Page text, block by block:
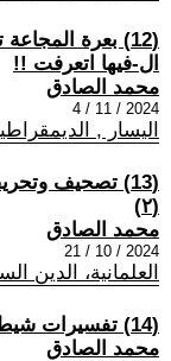
(12) بعرة
ال-فيها اتعرفت !!
محمد الصادق
2024 / 11 / 4
اليسار ,
(13) تصحيف
(٢)
محمد الصادق
2024 / 10 / 21
العلمانية، الدين
(14) تفسيرات شيطانية: زلزلة الساعة
محمد الصادق